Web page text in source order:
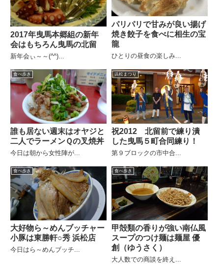
2017年曳馬本郷組の新年
会はもちろん曳馬の北留
新年会ぃ～～(^^)...
パリパリで甘みが良い揚げ
焼き餃子を食べに相生の宝
龍
ひとりの昼食の楽しみ...
食べ歩き
誰も居ない週末はオヤジと
二人でラーメンＱの叉焼丼
今日は朝から女性陣が...
浜松まつり
祝2012 北留前で練り潰
した曳馬５町合同練り！
第９ブロックの市中合...
食べ歩き
大好物ら～めんブッチャー
小豚は東勝軒○秀 浜松店
今日はら～めんブッチ...
食べ歩き
甲殻類の香りが強い南仏風
スープのつけ麺は麺屋 優
創（ゆうさく）
大人数での商談を終え...